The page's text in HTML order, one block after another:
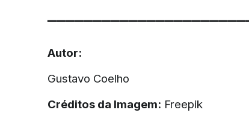
Autor:
Gustavo Coelho
Créditos da Imagem: Freepik